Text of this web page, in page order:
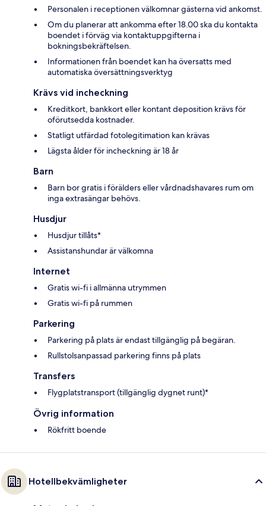
Personalen i receptionen välkomnar gästerna vid ankomst.
Om du planerar att ankomma efter 18.00 ska du kontakta
boendet i förväg via kontaktuppgifterna i
bokningsbekräftelsen.
Informationen från boendet kan ha översatts med
automatiska översättningsverktyg
Krävs vid incheckning
Kreditkort, bankkort eller kontant deposition krävs för
oförutsedda kostnader.
Statligt utfärdad fotolegitimation kan krävas
Lägsta ålder för incheckning är 18 år
Barn
Barn bor gratis i förälders eller vårdnadshavares rum om
inga extrasängar behövs.
Husdjur
Husdjur tillåts*
Assistanshundar är välkomna
Internet
Gratis wi-fi i allmänna utrymmen
Gratis wi-fi på rummen
Parkering
Parkering på plats är endast tillgänglig på begäran.
Rullstolsanpassad parkering finns på plats
Transfers
Flygplatstransport (tillgänglig dygnet runt)*
Övrig information
Rökfritt boende
Hotellbekvämligheter